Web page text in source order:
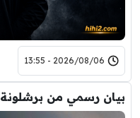
2026/08/06 - 13:55
بيان رسمي من برشلونة